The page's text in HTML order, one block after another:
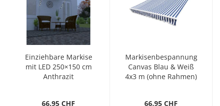
Einziehbare Markise
mit LED 250×150 cm
Anthrazit
66.95 CHF
Markisenbespannung
Canvas Blau & Weiß
4x3 m (ohne Rahmen)
66.95 CHF